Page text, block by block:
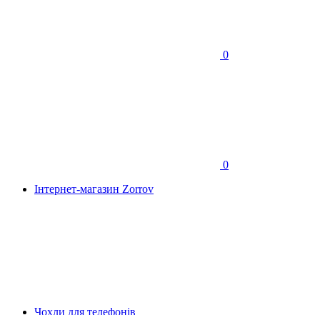
0
0
Інтернет-магазин Zorrov
Чохли для телефонів